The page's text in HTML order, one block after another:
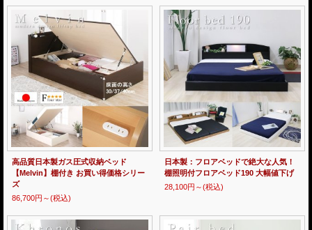
高品質日本製ガス圧式収納ベッド
【Melvin】棚付き お買い得価格シリー
ズ
86,700円～(税込)
日本製：フロアベッドで絶大な人気！
棚照明付フロアベッド190 大幅値下げ
28,100円～(税込)